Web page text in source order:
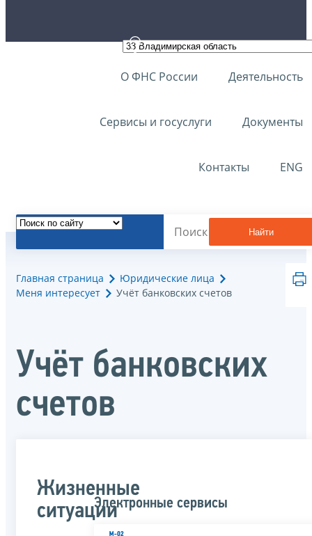
О ФНС России Деятельность
Сервисы и госуслуги Документы
Контакты ENG
Найти
Главная страница
Юридические лица
Меня интересует
Учёт банковских счетов
Учёт банковских
счетов
Жизненные
ситуацииЭлектронные сервисы